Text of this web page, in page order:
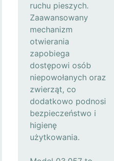
ruchu pieszych.
Zaawansowany
mechanizm
otwierania
zapobiega
dostępowi osób
niepowołanych oraz
zwierząt, co
dodatkowo podnosi
bezpieczeństwo i
higienę
użytkowania.